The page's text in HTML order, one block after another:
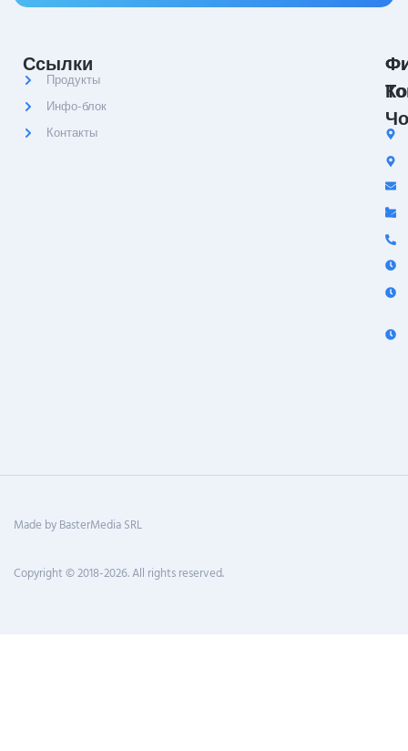
Ссылки
Продукты
Инфо-блок
Контакты
Made by BasterMedia SRL
Copyright © 2018-2026. All rights reserved.